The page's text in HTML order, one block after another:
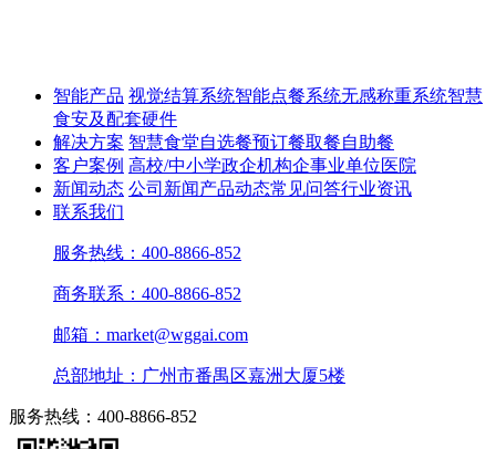
智能产品 视觉结算系统智能点餐系统无感称重系统智慧
食安及配套硬件
解决方案 智慧食堂自选餐预订餐取餐自助餐
客户案例 高校/中小学政企机构企事业单位医院
新闻动态 公司新闻产品动态常见问答行业资讯
联系我们
服务热线：400-8866-852
商务联系：400-8866-852
邮箱：market@wggai.com
总部地址：广州市番禺区嘉洲大厦5楼
服务热线：400-8866-852